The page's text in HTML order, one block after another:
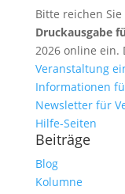
Bitte reichen
Druckausgabe
2026 online ein.
Veranstaltung
Informationen
Newsletter für
Hilfe-Seiten
Beiträge
Blog
Kolumne